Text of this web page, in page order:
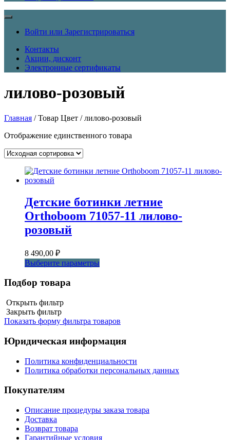
Войти или Зарегистрироваться
Контакты
Акции, дисконт
Электронные сертификаты
лилово-розовый
Главная / Товар Цвет / лилово-розовый
Отображение единственного товара
Детские ботинки летние
Orthoboom 71057-11 лилово-
розовый
8 490,00 ₽
Выберите параметры
можно
выбрать
странице
Подбор товара
Открыть фильтр
Закрыть фильтр
Показать форму фильтра товаров
Юридическая информация
Политика конфиденциальности
Политика обработки персональных данных
Покупателям
Описание процедуры заказа товара
Доставка
Возврат товара
Гарантийные условия